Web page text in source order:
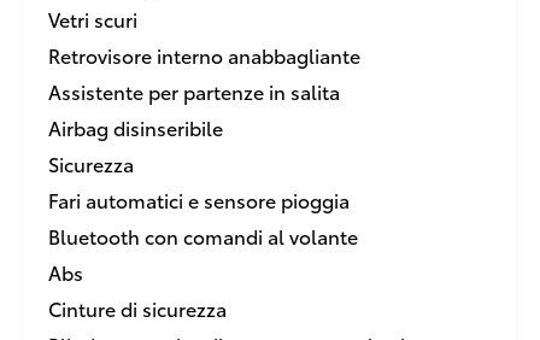
Vetri scuri
Retrovisore interno anabbagliante
Assistente per partenze in salita
Airbag disinseribile
Sicurezza
Fari automatici e sensore pioggia
Bluetooth con comandi al volante
Abs
Cinture di sicurezza